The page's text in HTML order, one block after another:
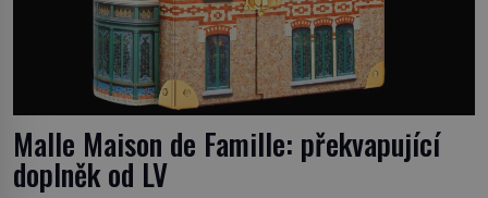
Malle Maison de Famille: překvapující
doplněk od LV